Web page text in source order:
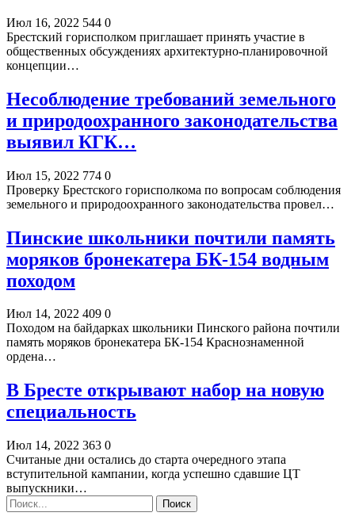
Июл 16, 2022 544 0
Брестский горисполком приглашает принять участие в
общественных обсуждениях архитектурно-планировочной
концепции…
Несоблюдение требований земельного
и природоохранного законодательства
выявил КГК…
Июл 15, 2022 774 0
Проверку Брестского горисполкома по вопросам соблюдения
земельного и природоохранного законодательства провел…
Пинские школьники почтили память
моряков бронекатера БК-154 водным
походом
Июл 14, 2022 409 0
Походом на байдарках школьники Пинского района почтили
память моряков бронекатера БК-154 Краснознаменной
ордена…
В Бресте открывают набор на новую
специальность
Июл 14, 2022 363 0
Считаные дни остались до старта очередного этапа
вступительной кампании, когда успешно сдавшие ЦТ
выпускники…